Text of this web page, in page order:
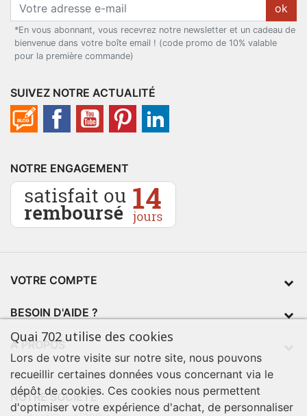
ok
*En vous abonnant, vous recevrez notre newsletter et un cadeau de
bienvenue dans votre boîte email ! (code promo de 10% valable
pour la première commande)
SUIVEZ NOTRE ACTUALITÉ
NOTRE ENGAGEMENT
VOTRE COMPTE
BESOIN D'AIDE ?
À PROPOS
NOTRE SOCIÉTÉ
Quai 702 utilise des cookies
Lors de votre visite sur notre site, nous pouvons
recueillir certaines données vous concernant via le
dépôt de cookies. Ces cookies nous permettent
d'optimiser votre expérience d'achat, de personnaliser